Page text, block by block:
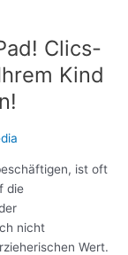
Clics-
Kind
ist oft
die
nicht
Wert.